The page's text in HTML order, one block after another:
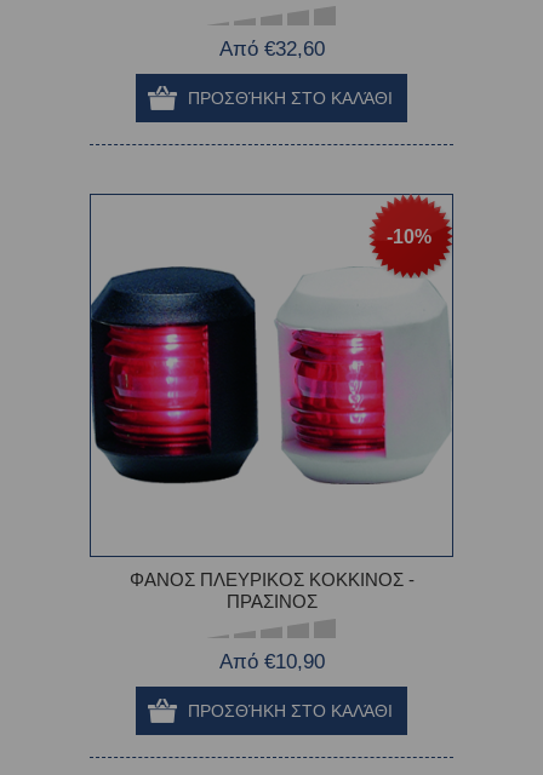
Από €32,60
-10%
ΦΑΝΟΣ ΠΛΕΥΡΙΚΟΣ ΚΟΚΚΙΝΟΣ -
ΠΡΑΣΙΝΟΣ
Από €10,90